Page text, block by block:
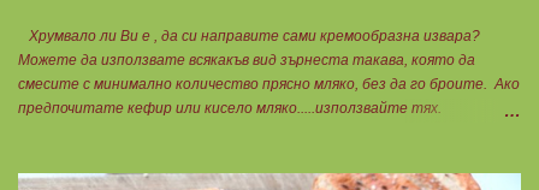
Хрумвало ли Ви е , да си направите сами кремообразна извара?
Можете да използвате всякакъв вид зърнеста такава, която да
смесите с минимално количество прясно мляко, без да го броите. Ако
предпочитате кефир или кисело мляко.....използвайте тях.
приготвяне на всякакви плодови кремчета, крем за торти, за всякакви